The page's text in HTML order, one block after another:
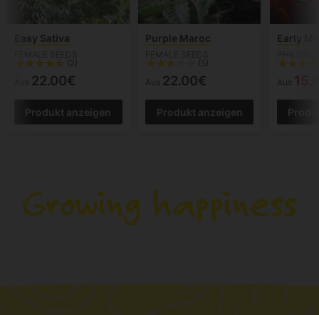
Easy Sativa
(2)
22.00€
Produkt anzeigen
Purple Maroc
(5)
Aus 22.00€
Produkt anzeigen
Early
Aus